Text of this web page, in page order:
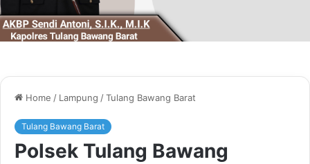
Home / Lampung /Tulang Bawang Barat
Tulang Bawang Barat
Polsek Tulang Bawang